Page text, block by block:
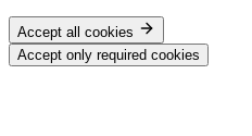
Accept all cookies
Accept only required cookies